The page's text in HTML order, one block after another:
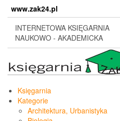
content
www.zak24.pl
INTERNETOWA KSIĘGARNIA
NAUKOWO - AKADEMICKA
Księgarnia
Kategorie
Architektura, Urbanistyka